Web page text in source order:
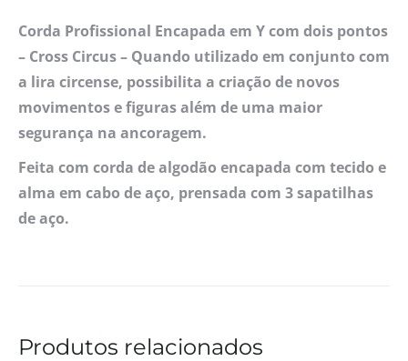
Corda Profissional Encapada em Ycom dois pontos
– Cross Circus – Quando utilizado em conjunto com
a lira circense, possibilita a criação de novos
movimentos e figuras além de uma maior
segurança na ancoragem.
Feita com corda de algodão encapada com tecido e
alma em cabo de aço, prensada com 3 sapatilhas
de aço.
Produtos relacionados